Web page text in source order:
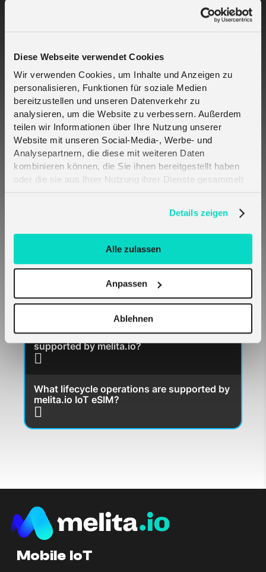
Diese Webseite verwendet Cookies
Wir verwenden Cookies, um Inhalte und Anzeigen zu
personalisieren, Funktionen für soziale Medien
bereitzustellen und unseren Datenverkehr zu
analysieren, um die Website zu verbessern. Außerdem
teilen wir Informationen über Ihre Nutzung unserer
Website mit unseren Social-Media-, Werbe- und
Analysepartnern, die diese mit weiteren Daten
kombinieren können, die Sie ihnen bereitgestellt haben
oder die sie aus Ihrer Nutzung ihrer Dienste gesammelt
Details zeigen
Alle zulassen
Anpassen
Ablehnen
Is SGP.21 / SGP.22 already available across
melita.io global deployments?
What is an eUICC?
What backend infrastructure does melita.io
What device changes are required to
adopt eSIM with melita.io?
Is SGP.31 / SGP.32 SMS free provisioning
supported by melita.io?
What lifecycle operations are supported by
melita.io IoT eSIM?
Mobile IoT